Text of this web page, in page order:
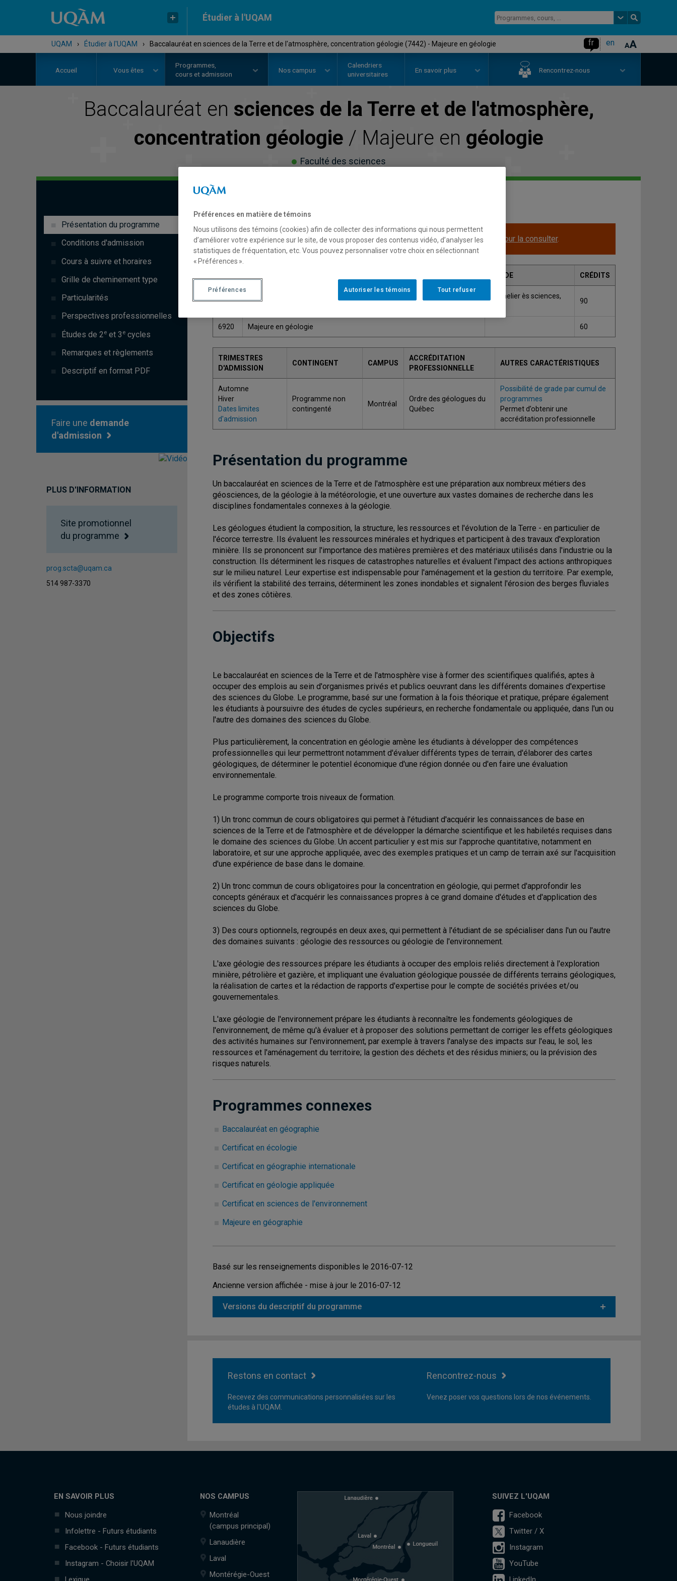
Étudier à l'UQAM
UQAM › Étudier à l'UQAM › Baccalauréat en sciences de la Terre et de l'atmosphère, concentration géologie (7442) - Majeure en géologie fr en
Accueil Vous êtes
Programmes,
cours et admission
Nos campus
Calendriers
universitaires
En savoir plus Rencontrez-nous
Baccalauréat en sciences de la Terre et de l'atmosphère,
concentration géologie / Majeure en géologie
Faculté des sciences
Présentation du programme
Conditions d'admission
Cours à suivre et horaires
Grille de cheminement type
Particularités
Perspectives professionnelles
Études de 2 e et 3 e cycles
Remarques et règlements
Descriptif en format PDF
Faire une demande
d'admission
PLUS D'INFORMATION
Site promotionnel
du programme
prog.scta@uqam.ca
514 987-3370
Une version plus récente de ce programme est disponible.Cliquez ici pour la consulter.
GRADE CRÉDITS
7442
Bachelier ès sciences,
90
6920 Majeure en géologie 60
TRIMESTRES
D'ADMISSION
CONTINGENT CAMPUS
ACCRÉDITATION
PROFESSIONNELLE
AUTRES CARACTÉRISTIQUES
Automne
Hiver
Dates limites
d'admission
Programme non
contingenté
Montréal
Ordre des géologues du
Québec
Possibilité de grade par cumul de
programmes
Permet d’obtenir une
accréditation professionnelle
Présentation du programme
Un baccalauréat en sciences de la Terre et de l'atmosphère est une préparation aux nombreux métiers des
géosciences, de la géologie à la météorologie, et une ouverture aux vastes domaines de recherche dans les
disciplines fondamentales connexes à la géologie.
Les géologues étudient la composition, la structure, les ressources et l'évolution de la Terre - en particulier de
l'écorce terrestre. Ils évaluent les ressources minérales et hydriques et participent à des travaux d'exploration
minière. Ils se prononcent sur l'importance des matières premières et des matériaux utilisés dans l'industrie ou la
construction. Ils déterminent les risques de catastrophes naturelles et évaluent l'impact des actions anthropiques
sur le milieu naturel. Leur expertise est indispensable pour l'aménagement et la gestion du territoire. Par exemple,
ils vérifient la stabilité des terrains, déterminent les zones inondables et signalent l'érosion des berges fluviales
et des zones côtières.
Objectifs
Le baccalauréat en sciences de la Terre et de l'atmosphère vise à former des scientifiques qualifiés, aptes à
occuper des emplois au sein d'organismes privés et publics oeuvrant dans les différents domaines d'expertise
des sciences du Globe. Le programme, basé sur une formation à la fois théorique et pratique, prépare également
les étudiants à poursuivre des études de cycles supérieurs, en recherche fondamentale ou appliquée, dans l'un ou
l'autre des domaines des sciences du Globe.
Plus particulièrement, la concentration en géologie amène les étudiants à développer des compétences
professionnelles qui leur permettront notamment d'évaluer différents types de terrain, d'élaborer des cartes
géologiques, de déterminer le potentiel économique d'une région donnée ou d'en faire une évaluation
environnementale.
Le programme comporte trois niveaux de formation.
1) Un tronc commun de cours obligatoires qui permet à l'étudiant d'acquérir les connaissances de base en
sciences de la Terre et de l'atmosphère et de développer la démarche scientifique et les habiletés requises dans
le domaine des sciences du Globe. Un accent particulier y est mis sur l'approche quantitative, notamment en
laboratoire, et sur une approche appliquée, avec des exemples pratiques et un camp de terrain axé sur l'acquisition
d'une expérience de base dans le domaine.
2) Un tronc commun de cours obligatoires pour la concentration en géologie, qui permet d'approfondir les
concepts généraux et d'acquérir les connaissances propres à ce grand domaine d'études et d'application des
sciences du Globe.
3) Des cours optionnels, regroupés en deux axes, qui permettent à l'étudiant de se spécialiser dans l'un ou l'autre
des domaines suivants : géologie des ressources ou géologie de l'environnement.
L'axe géologie des ressources prépare les étudiants à occuper des emplois reliés directement à l'exploration
minière, pétrolière et gazière, et impliquant une évaluation géologique poussée de différents terrains géologiques,
la réalisation de cartes et la rédaction de rapports d'expertise pour le compte de sociétés privées et/ou
gouvernementales.
L'axe géologie de l'environnement prépare les étudiants à reconnaître les fondements géologiques de
l'environnement, de même qu'à évaluer et à proposer des solutions permettant de corriger les effets géologiques
des activités humaines sur l'environnement, par exemple à travers l'analyse des impacts sur l'eau, le sol, les
ressources et l'aménagement du territoire; la gestion des déchets et des résidus miniers; ou la prévision des
risques naturels.
Programmes connexes
Baccalauréat en géographie
Certificat en écologie
Certificat en géographie internationale
Certificat en géologie appliquée
Certificat en sciences de l'environnement
Majeure en géographie
Basé sur les renseignements disponibles le 2016-07-12
Ancienne version affichée - mise à jour le 2016-07-12
Versions du descriptif du programme
Restons en contact
Recevez des communications personnalisées sur les
études à l'UQAM.
Rencontrez-nous
Venez poser vos questions lors de nos événements.
EN SAVOIR PLUS
Nous joindre
Infolettre - Futurs étudiants
Facebook - Futurs étudiants
Instagram - Choisir l'UQAM
NOS CAMPUS
Montréal
(campus principal)
Lanaudière
Laval
Montérégie-Ouest
SUIVEZ L'UQAM
Facebook
Twitter / X
Instagram
YouTube
Préférences en matière de témoins
Nous utilisons des témoins (cookies) afin de collecter des informations qui nous permettent
d’améliorer votre expérience sur le site, de vous proposer des contenus vidéo, d’analyser les
statistiques de fréquentation, etc. Vous pouvez personnaliser votre choix en sélectionnant
« Préférences ».
Tout refuser
Autoriser les témoins
Préférences